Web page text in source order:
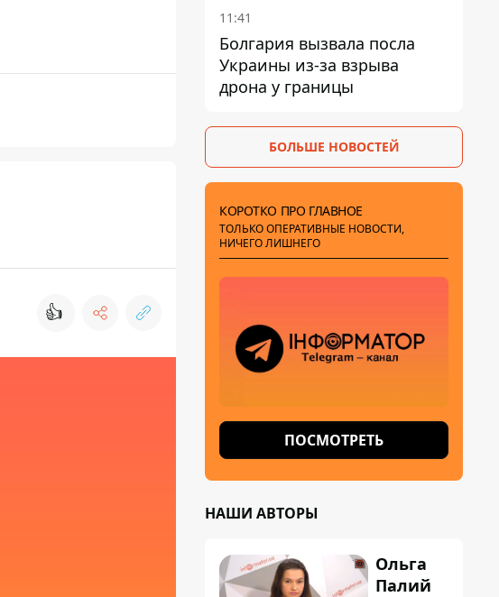
👍
11:41
Болгария вызвала посла
Украины из-за взрыва
дрона у границы
БОЛЬШЕ НОВОСТЕЙ
КОРОТКО ПРО ГЛАВНОЕ
ТОЛЬКО ОПЕРАТИВНЫЕ НОВОСТИ,
НИЧЕГО ЛИШНЕГО
ПОСМОТРЕТЬ
НАШИ АВТОРЫ
Ольга
Палий